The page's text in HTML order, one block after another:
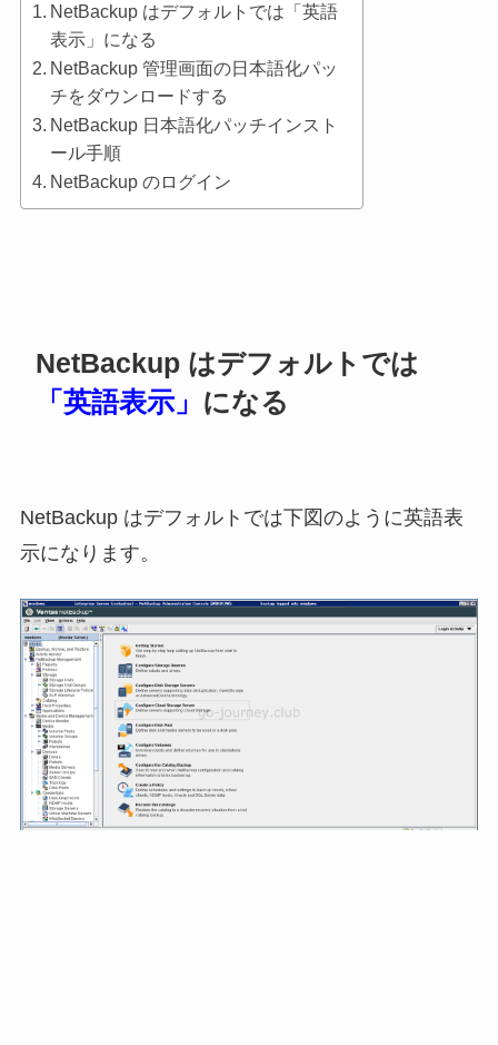
NetBackup はデフォルトでは「英語
表示」になる
NetBackup 管理画面の日本語化パッ
チをダウンロードする
NetBackup 日本語化パッチインスト
ール手順
NetBackup のログイン
NetBackup はデフォルトでは
「英語表示」 になる
NetBackup はデフォルトでは下図のように英語表
示になります。